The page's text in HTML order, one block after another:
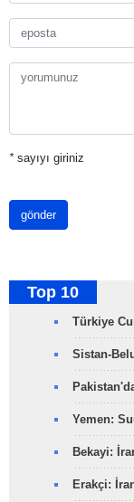
*sayıyı giriniz
gönder
Top 10
Türkiye
Sistan-
Yemen:
Bekayi:
Erakçi: